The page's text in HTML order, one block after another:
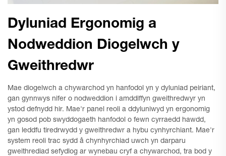
Dyluniad Ergonomig a
Nodweddion Diogelwch y
Gweithredwr
Mae diogelwch a chywarchod yn hanfodol yn y dyluniad peiriant,
gan gynnwys nifer o nodweddion i amddiffyn gweithredwyr yn
ystod defnydd hir. Mae'r panel reoli a ddyluniwyd yn ergonomig
yn gosod pob swyddogaeth hanfodol o fewn cyrraedd hawdd,
gan leddfu tiredrwydd y gweithredwr a hybu cynhyrchiant. Mae'r
system reoli trac sydd â chynhyrchiad uwch yn darparu
gweithrediad sefydlog ar wynebau cryf a chywarchod, tra bod y